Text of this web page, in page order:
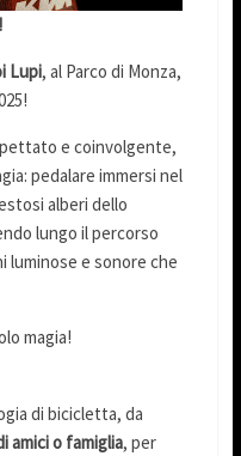
Lupi, al Parco di Monza,
e coinvolgente,
pedalare immersi nel
alberi dello
lungo il percorso
luminose e sonore che
magia!
di bicicletta, da
amici o famiglia, per